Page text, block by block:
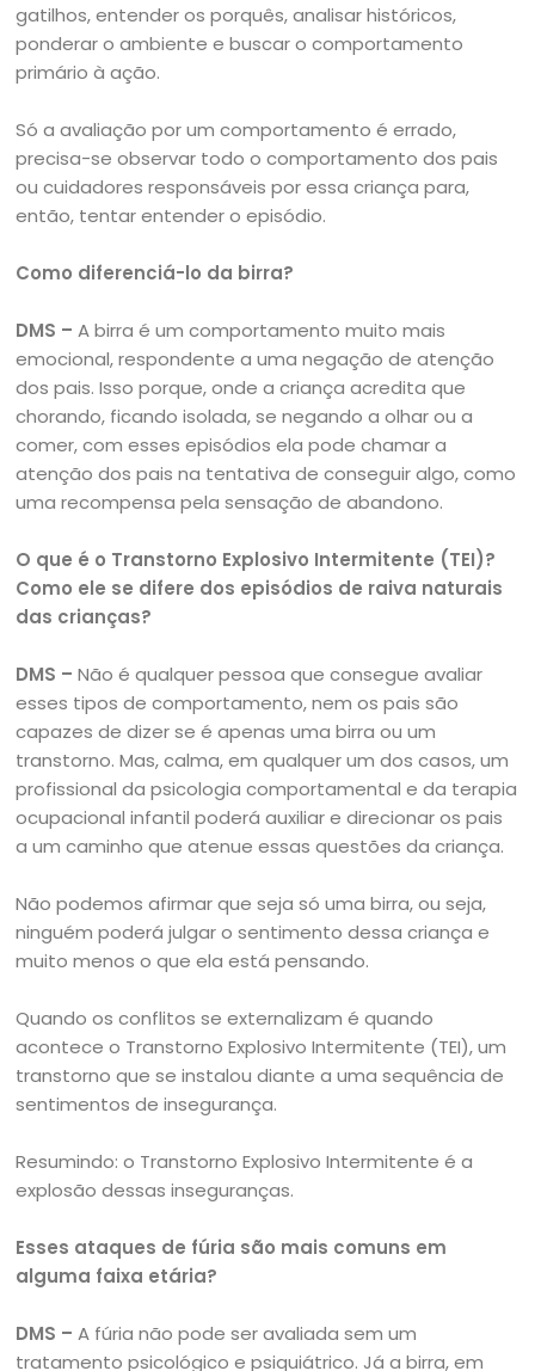
gatilhos, entender os porquês, analisar históricos,
ponderar o ambiente e buscar o comportamento
primário à ação.
Só a avaliação por um comportamento é errado,
precisa-se observar todo o comportamento dos pais
ou cuidadores responsáveis por essa criança para,
então, tentar entender o episódio.
Como diferenciá-lo da birra?
DMS – A birra é um comportamento muito mais
emocional, respondente a uma negação de atenção
dos pais. Isso porque, onde a criança acredita que
chorando, ficando isolada, se negando a olhar ou a
comer, com esses episódios ela pode chamar a
atenção dos pais na tentativa de conseguir algo, como
uma recompensa pela sensação de abandono.
O que é o Transtorno Explosivo Intermitente (TEI)?
Como ele se difere dos episódios de raiva naturais
das crianças?
DMS – Não é qualquer pessoa que consegue avaliar
esses tipos de comportamento, nem os pais são
capazes de dizer se é apenas uma birra ou um
transtorno. Mas, calma, em qualquer um dos casos, um
profissional da psicologia comportamental e da terapia
ocupacional infantil poderá auxiliar e direcionar os pais
a um caminho que atenue essas questões da criança.
Não podemos afirmar que seja só uma birra, ou seja,
ninguém poderá julgar o sentimento dessa criança e
muito menos o que ela está pensando.
Quando os conflitos se externalizam é quando
acontece o Transtorno Explosivo Intermitente (TEI), um
transtorno que se instalou diante a uma sequência de
sentimentos de insegurança.
Resumindo: o Transtorno Explosivo Intermitente é a
explosão dessas inseguranças.
Esses ataques de fúria são mais comuns em
alguma faixa etária?
DMS – A fúria não pode ser avaliada sem um
tratamento psicológico e psiquiátrico. Já a birra, em